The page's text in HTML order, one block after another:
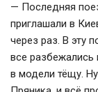
— Последняя
приглашали в
через раз. В эту
все разбежались
в модели тёщу.